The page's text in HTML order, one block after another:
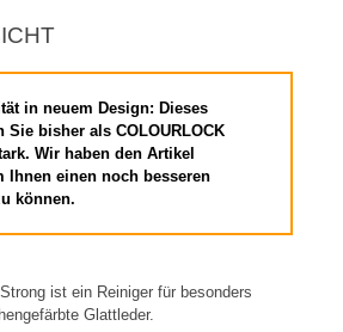
in neuem Design: Dieses
Sie bisher als COLOURLOCK
Wir haben den Artikel
Ihnen einen noch besseren
können.
ist ein Reiniger für besonders
Glattleder.